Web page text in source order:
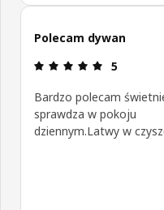
Pomiń opinie klientów
Polecam dywan
Opinia: 5
5
Bardzo polecam
sprawdza w pokoju
dziennym.Latwy w